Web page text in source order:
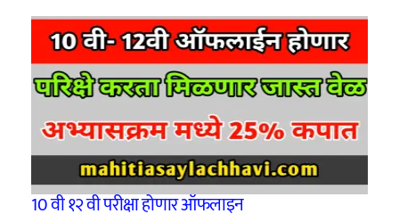
10 वी १२ वी परीक्षा होणार ऑफलाइन